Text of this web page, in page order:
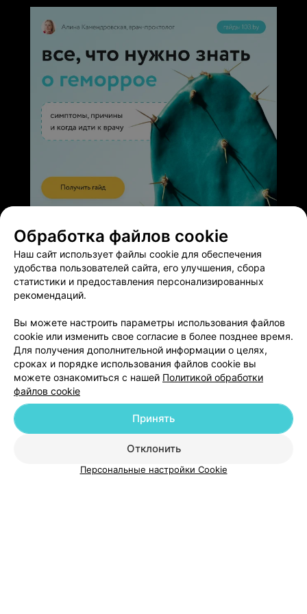
Добавить специалиста
Медицинский маркетинг
Публичный договор
Пользовательское соглашение
Способы оплаты
Обработка файлов cookie
Наш сайт использует файлы cookie для обеспечения
удобства пользователей сайта, его улучшения, сбора
статистики и предоставления персонализированных
рекомендаций.
Вы можете настроить параметры использования файлов
cookie или изменить свое согласие в более позднее время.
Для получения дополнительной информации о целях,
сроках и порядке использования файлов cookie вы
можете ознакомиться с нашей Политикой обработки
файлов cookie
Отклонить
Принять
Персональные настройки Cookie